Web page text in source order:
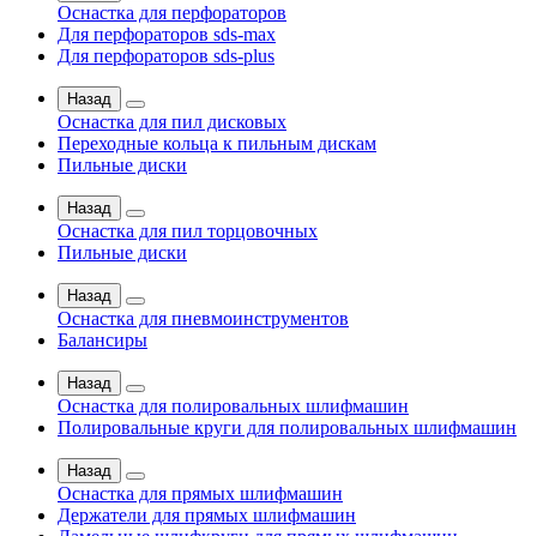
Оснастка для перфораторов
Для перфораторов sds-max
Для перфораторов sds-plus
Назад
Оснастка для пил дисковых
Переходные кольца к пильным дискам
Пильные диски
Назад
Оснастка для пил торцовочных
Пильные диски
Назад
Оснастка для пневмоинструментов
Балансиры
Назад
Оснастка для полировальных шлифмашин
Полировальные круги для полировальных шлифмашин
Назад
Оснастка для прямых шлифмашин
Держатели для прямых шлифмашин